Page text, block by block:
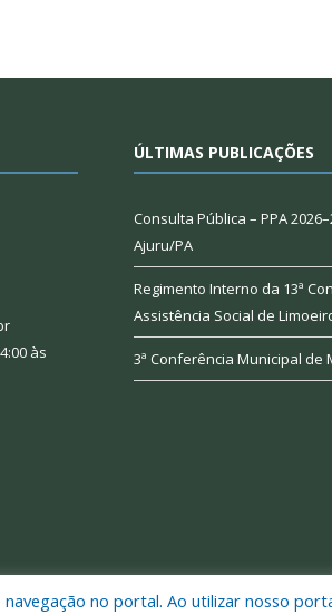
às
ÚLTIMAS PUBLICAÇÕES
Consulta Pública – PPA
Ajuru/PA
Regimento Interno da 13ª
Assistência Social de
3ª Conferência Municipal de
no portal. Ao utilizar nosso